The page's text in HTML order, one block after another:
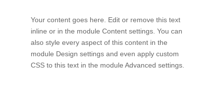
Your content goes here. Edit or remove this text
inline or in the module Content settings. You can
also style every aspect of this content in the
module Design settings and even apply custom
CSS to this text in the module Advanced settings.